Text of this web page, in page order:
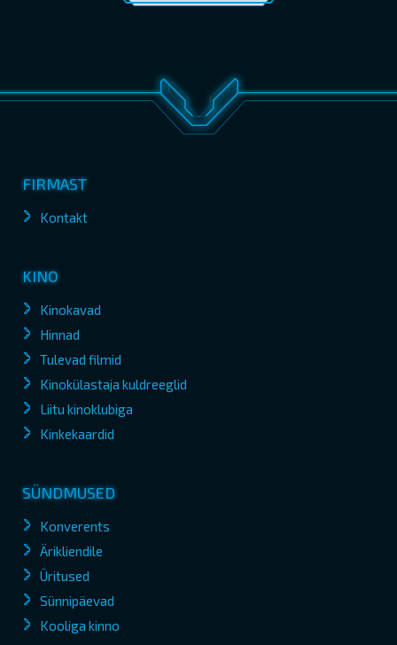
FIRMAST
Kontakt
KINO
Kinokavad
Hinnad
Tulevad filmid
Kinokülastaja kuldreeglid
Liitu kinoklubiga
Kinkekaardid
SÜNDMUSED
Konverents
Ärikliendile
Üritused
Sünnipäevad
Kooliga kinno